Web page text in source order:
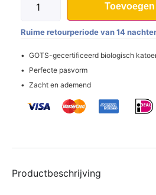
Ruime retourperiode van 14
GOTS-gecertificeerd biologisch
Perfecte pasvorm
Zacht en ademend
Productbeschrijving